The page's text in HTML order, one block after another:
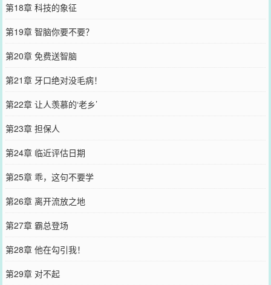
第18章 科技的象征
第19章 智脑你要不要？
第20章 免费送智脑
第21章 牙口绝对没毛病！
第22章 让人羡慕的‘老乡’
第23章 担保人
第24章 临近评估日期
第25章 乖，这句不要学
第26章 离开流放之地
第27章 霸总登场
第28章 他在勾引我！
第29章 对不起